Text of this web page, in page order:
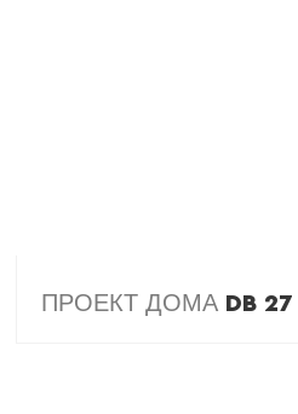
ПРОЕКТ ДОМА DB 27